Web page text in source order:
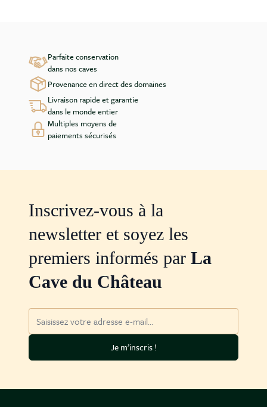
Parfaite conservation
dans nos caves
Provenance en direct des domaines
Livraison rapide et garantie
dans le monde entier
Multiples moyens de
paiements sécurisés
Inscrivez-vous à la
newsletter et soyez les
premiers informés par La
Cave du Château
Je m’inscris !